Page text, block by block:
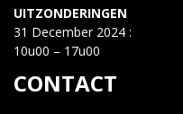
UITZONDERINGEN
31 December 2024 :
10u00 – 17u00
CONTACT